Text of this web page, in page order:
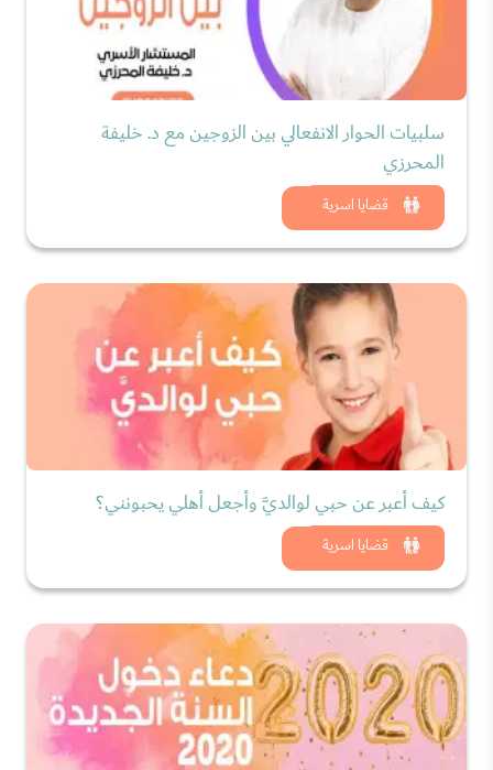
قضايا اسرية
سلبيات الحوار الانفعالي بين الزوجين مع د. خليفة
المحرزي
شاهد الان
قضايا اسرية
كيف أعبر عن حبي لوالديَّ وأجعل أهلي يحبونني؟
شاهد الان